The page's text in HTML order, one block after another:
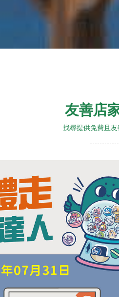
友善店
找尋提供免費且